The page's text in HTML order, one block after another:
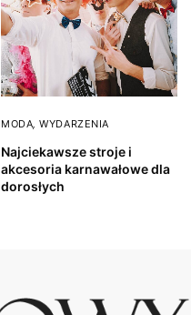
MODA ,WYDARZENIA
Najciekawsze stroje i
akcesoria karnawałowe dla
dorosłych